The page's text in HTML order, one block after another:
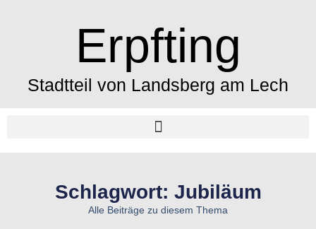
Erpfting
Stadtteil von Landsberg am Lech
Schlagwort: Jubiläum
Alle Beiträge zu diesem Thema